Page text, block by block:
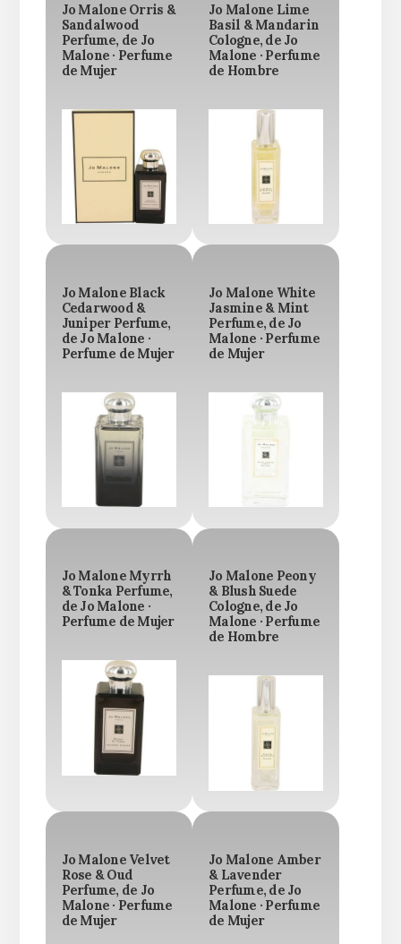
Jo Malone Orris &
Sandalwood
Perfume, de Jo
Malone · Perfume
de Mujer
Jo Malone Lime
Basil & Mandarin
Cologne, de Jo
Malone · Perfume
de Hombre
Jo Malone Black
Cedarwood &
Juniper Perfume,
de Jo Malone ·
Perfume de Mujer
Jo Malone White
Jasmine & Mint
Perfume, de Jo
Malone · Perfume
de Mujer
Jo Malone Myrrh
& Tonka Perfume,
de Jo Malone ·
Perfume de Mujer
Jo Malone Peony
& Blush Suede
Cologne, de Jo
Malone · Perfume
de Hombre
Jo Malone Velvet
Rose & Oud
Perfume, de Jo
Malone · Perfume
de Mujer
Jo Malone Amber
& Lavender
Perfume, de Jo
Malone · Perfume
de Mujer